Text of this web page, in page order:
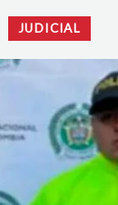
JUDICIAL